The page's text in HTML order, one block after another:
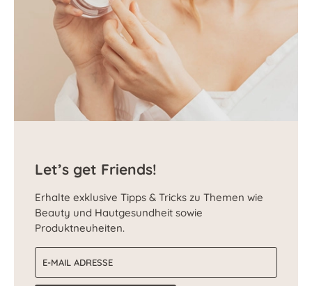
Let’s get Friends!
Erhalte exklusive Tipps & Tricks zu Themen wie
Beauty und Hautgesundheit sowie
Produktneuheiten.